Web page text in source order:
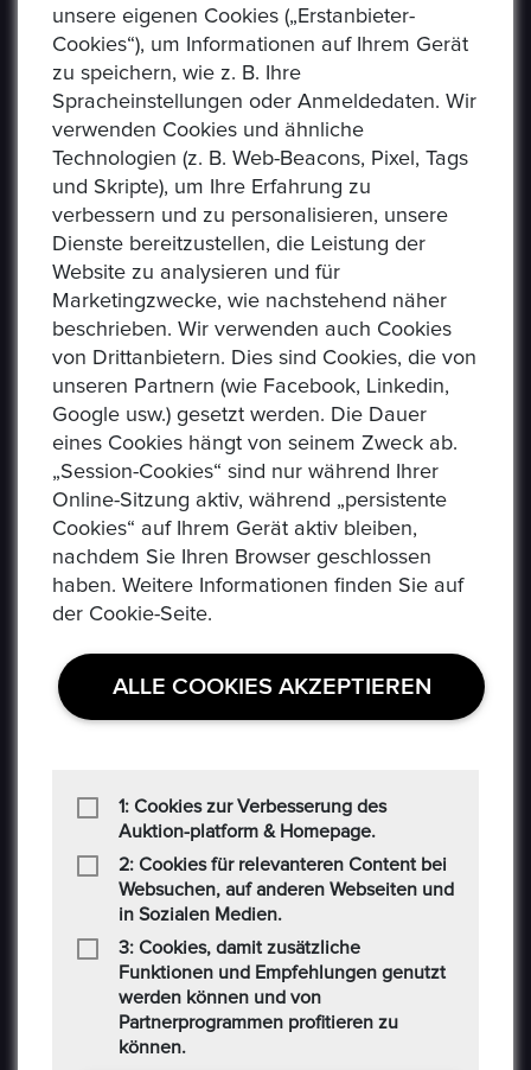
USEFUL LINKS
Datenschutzerklaerung
Häufig Gestellte Fragen
Verkäufer Richtlinien
Impressum
Kommissionsgebühren
Allgemeine Bestimmungen
Social-Media AGB
Cookie
CONTACT US
Auf der Hatterwiese 8, 63322 Rödermark
+49 6074 486 6351
+49 6074 486 6352
epoxa@epoxa.de
https://www.epoxa.de
unsere eigenen Cookies („Erstanbieter-
Cookies“), um Informationen auf Ihrem Gerät
zu speichern, wie z. B. Ihre
Spracheinstellungen oder Anmeldedaten. Wir
verwenden Cookies und ähnliche
Technologien (z. B. Web-Beacons, Pixel, Tags
und Skripte), um Ihre Erfahrung zu
verbessern und zu personalisieren, unsere
Dienste bereitzustellen, die Leistung der
Website zu analysieren und für
Marketingzwecke, wie nachstehend näher
beschrieben. Wir verwenden auch Cookies
von Drittanbietern. Dies sind Cookies, die von
unseren Partnern (wie Facebook, Linkedin,
Google usw.) gesetzt werden. Die Dauer
eines Cookies hängt von seinem Zweck ab.
„Session-Cookies“ sind nur während Ihrer
Online-Sitzung aktiv, während „persistente
Cookies“ auf Ihrem Gerät aktiv bleiben,
nachdem Sie Ihren Browser geschlossen
haben. Weitere Informationen finden Sie auf
der Cookie-Seite.
ALLE COOKIES AKZEPTIEREN
1: Cookies zur Verbesserung des
Auktion-platform & Homepage.
2: Cookies für relevanteren Content bei
Websuchen, auf anderen Webseiten und
in Sozialen Medien.
3: Cookies, damit zusätzliche
Funktionen und Empfehlungen genutzt
werden können und von
Partnerprogrammen profitieren zu
können.